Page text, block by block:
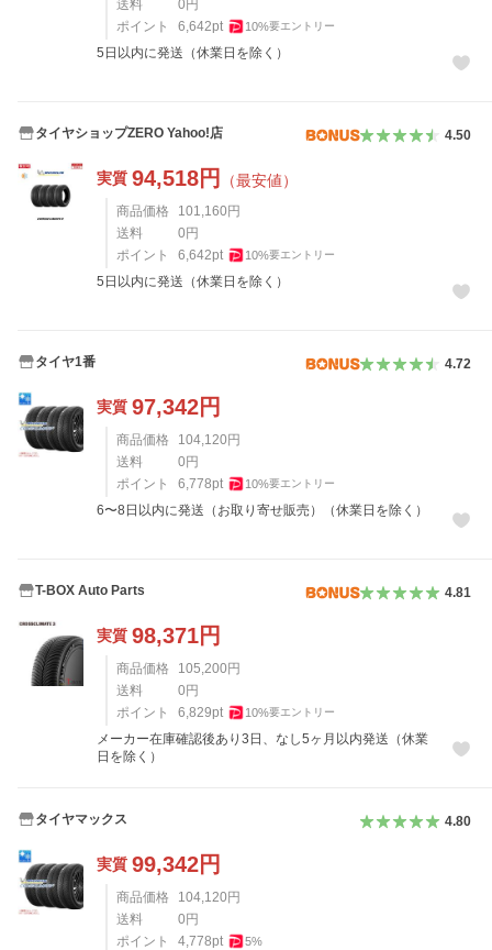
送料
0 円
ポイント
6,642pt 10%要エントリー
5日以内に発送（休業日を除く）
タイヤショップZERO Yahoo!店 4.50
実質 94,518円 （最安値）
商品価格 101,160 円
送料
0 円
ポイント
6,642pt 10%要エントリー
5日以内に発送（休業日を除く）
タイヤ1番 4.72
実質 97,342円
商品価格 104,120 円
送料
0 円
ポイント
6,778pt 10%要エントリー
6〜8日以内に発送（お取り寄せ販売）（休業日を除く）
T-BOX Auto Parts 4.81
実質 98,371円
商品価格 105,200 円
送料
0 円
ポイント
6,829pt 10%要エントリー
メーカー在庫確認後あり3日、なし5ヶ月以内発送（休業
日を除く）
タイヤマックス 4.80
実質 99,342円
商品価格 104,120 円
送料
0 円
ポイント
4,778pt 5%